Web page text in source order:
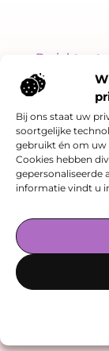
Bij ons staat uw
soortgelijke
gebruikt én om uw
Cookies hebben
gepersonaliseerde
informatie vindt u
De
— Laat je
waardevolle
jouw
Onze
Bericht